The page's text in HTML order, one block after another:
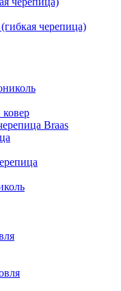
черепица)
Braas